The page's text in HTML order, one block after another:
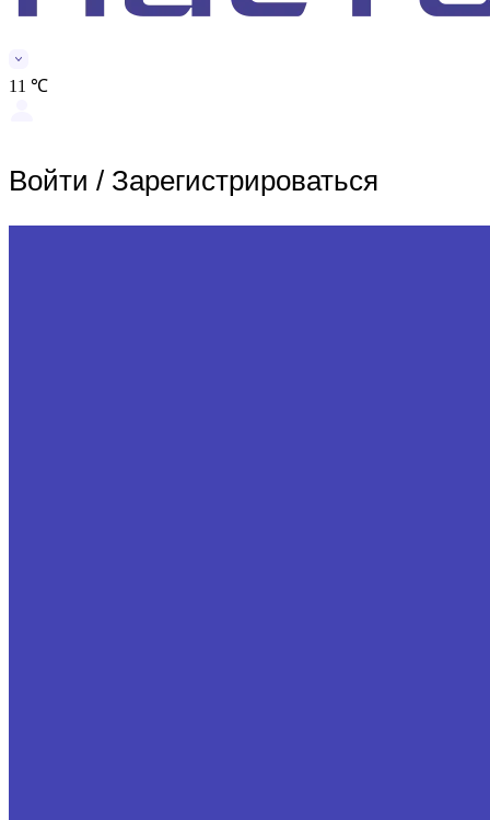
11 ℃
Войти / Зарегистрироваться